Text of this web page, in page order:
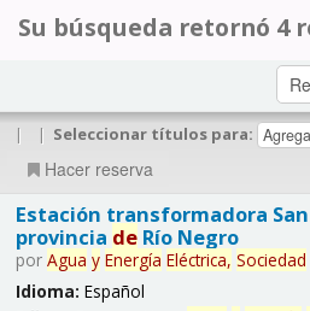
Su búsqueda retornó 4
| | Seleccionar títulos para:
Hacer reserva
Estación transformadora
provincia deRío Negro
por Agua y Energía Eléctrica, Sociedad
Idioma: Español